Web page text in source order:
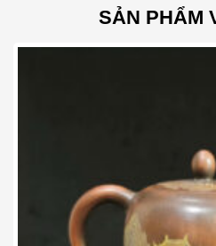
SẢN PHẨM